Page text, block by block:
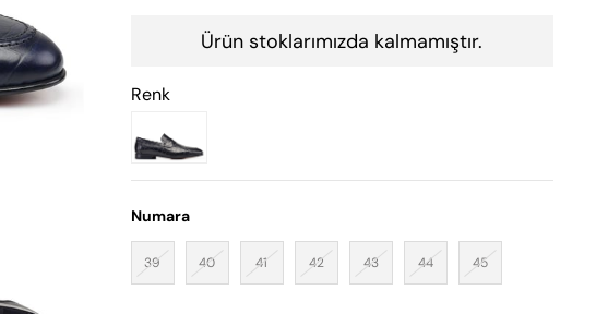
Ürün stoklarımızda kalmamıştır.
Renk
Numara
39 40 41 42 43 44 45